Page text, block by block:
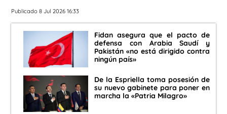
Publicado 8 Jul 2026 16:33
Fidan asegura que el pacto de
defensa con Arabia Saudí y
Pakistán «no está dirigido contra
ningún país»
De la Espriella toma posesión de
su nuevo gabinete para poner en
marcha la «Patria Milagro»